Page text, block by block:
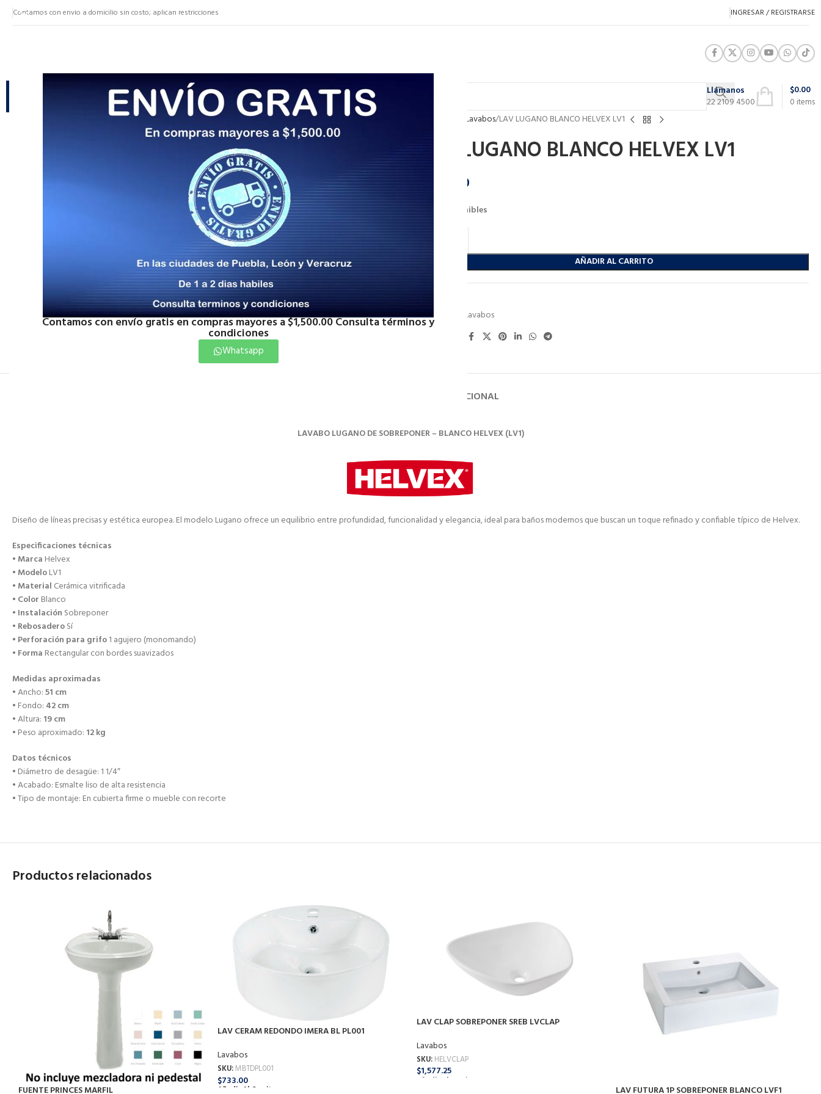
Contamos con envío gratis en compras mayores a $1,500.00 Consulta términos y
condiciones
Whatsapp
Contamos con envio a domicilio sin costo; aplican restricciones INGRESAR / REGISTRARSE
NUESTRAS CATEGORÍAS
CATEGORÍAS
Llámanos
22 2109 4500
0 items
$0.00
Click to enlarge
Lavabos LAV LUGANO BLANCO HELVEX LV1
LAV LUGANO BLANCO HELVEX LV1
1,321.50
15 disponibles
AÑADIR AL CARRITO
Categoría:
Lavabos
INFORMACIÓN ADICIONAL
LAVABO LUGANO DE SOBREPONER – BLANCO HELVEX (LV1)
Diseño de líneas precisas y estética europea. El modelo Lugano ofrece un equilibrio entre profundidad, funcionalidad y elegancia, ideal para baños modernos que buscan un toque refinado y confiable típico de Helvex.
Especificaciones técnicas
• Marca Helvex
• ModeloLV1
• Material Cerámica vitrificada
• Color Blanco
• Instalación Sobreponer
• RebosaderoSí
• Perforación para grifo1 agujero (monomando)
• Forma Rectangular con bordes suavizados
Medidas aproximadas
• Ancho:51 cm
• Fondo: 42 cm
• Altura: 19 cm
• Peso aproximado: 12 kg
Datos técnicos
• Diámetro de desagüe: 1 1/4″
• Acabado: Esmalte liso de alta resistencia
• Tipo de montaje: En cubierta firme o mueble con recorte
Productos relacionados
FUENTE PRINCES MARFIL
LAV CERAM REDONDO IMERA BL PL001
Lavabos
SKU:MBTDPL001
$733.00
Añadir Al Carrito
LAV CLAP SOBREPONER SREB LVCLAP
Lavabos
SKU: HELVCLAP
$1,577.25
Añadir Al Carrito
LAV FUTURA 1P SOBREPONER BLANCO LVF1